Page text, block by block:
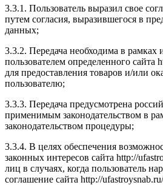
3.3.1. Пользователь выразил свое
путем согласия, выразившегося в
данных;
3.3.2. Передача необходима в рамках
пользователем определенного сайта
для предоставления товаров и/или
пользователю;
3.3.3. Передача предусмотрена
применимым законодательством в
законодательством процедуры;
3.3.4. В целях обеспечения
законных интересов сайта http://
лиц в случаях, когда пользователь
соглашение сайта http://